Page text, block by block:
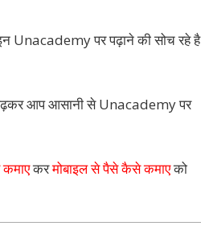
पर पढ़ाने की सोच रहे है
आप आसानी से Unacademy पर
करमोबाइल से पैसे कैसे कमाएको